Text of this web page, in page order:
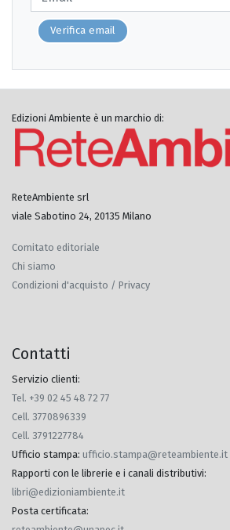
Verifica email
Edizioni Ambiente è un marchio di:
ReteAmbiente srl
viale Sabotino 24, 20135 Milano
Comitato editoriale
Chi siamo
Condizioni d'acquisto / Privacy
Contatti
Servizio clienti:
Tel. +39 02 45 48 72 77
Cell. 3770896339
Cell. 3791227784
Ufficio stampa: ufficio.stampa@reteambiente.it
Rapporti con le librerie e i canali distributivi:
libri@edizioniambiente.it
Posta certificata: